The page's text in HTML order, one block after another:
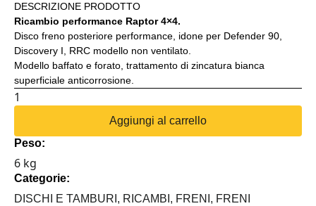
DESCRIZIONE PRODOTTO
Ricambio performance Raptor 4×4.
Disco freno posteriore performance, idone per Defender 90,
Discovery I, RRC modello non ventilato.
Modello baffato e forato, trattamento di zincatura bianca
superficiale anticorrosione.
DISCO
POSTERIORE
LAND
ROVER
quantità
Aggiungi al carrello
Peso:
6 kg
Categorie:
DISCHI E TAMBURI, RICAMBI, FRENI, FRENI